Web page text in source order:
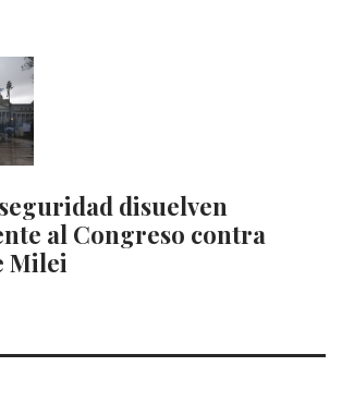
disuelven
al Congreso contra
Milei